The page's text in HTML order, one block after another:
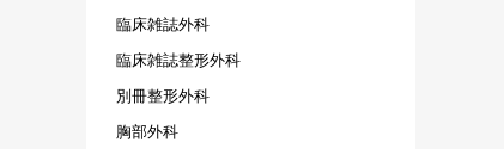
臨床雑誌外科
臨床雑誌整形外科
別冊整形外科
胸部外科